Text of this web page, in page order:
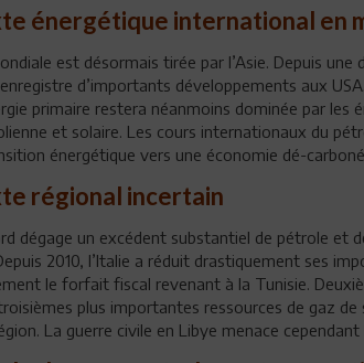
énergétique international en
est désormais tirée par l’Asie. Depuis
d’importants développements aux
primaire restera néanmoins dominée par
et solaire. Les cours internationaux du
énergétique vers une économie dé-
régional incertain
dégage un excédent substantiel de pétrole
2010, l’Italie a réduit drastiquement ses
le forfait fiscal revenant à la Tunisie.
plus importantes ressources de gaz
La guerre civile en Libye menace